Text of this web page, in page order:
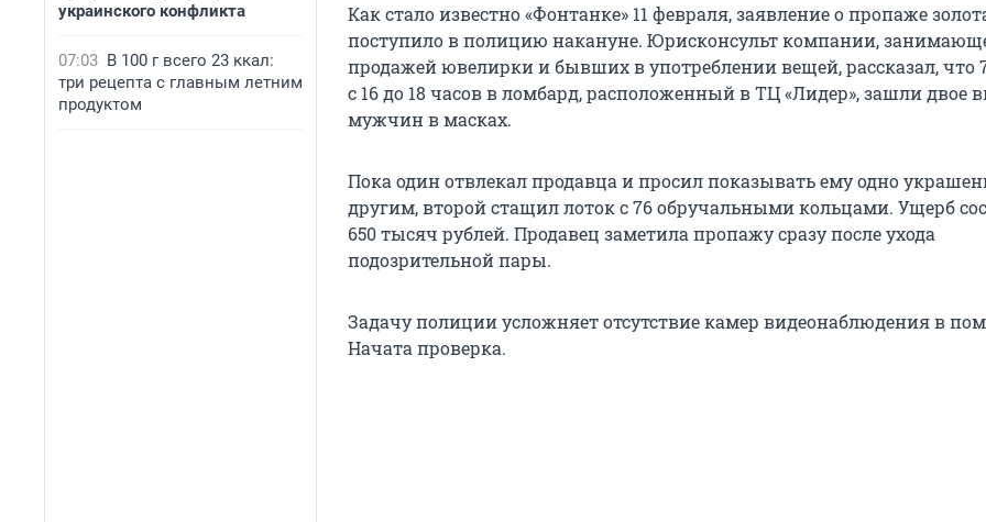
украинского конфликта
07:03 В 100 г всего 23 ккал:
три рецепта с главным летним
продуктом
Как стало известно «Фонтанке» 11 февраля, заявление о пропаже
поступило в полицию накануне. Юрисконсульт компании,
продажей ювелирки и бывших в употреблении вещей, рассказал, что
с 16 до 18 часов в ломбард, расположенный в ТЦ «Лидер», зашли двое
мужчин в масках.
Пока один отвлекал продавца и просил показывать ему одно
другим, второй стащил лоток с 76 обручальными кольцами. Ущерб
650 тысяч рублей. Продавец заметила пропажу сразу после ухода
подозрительной пары.
Задачу полиции усложняет отсутствие камер видеонаблюдения в
Начата проверка.